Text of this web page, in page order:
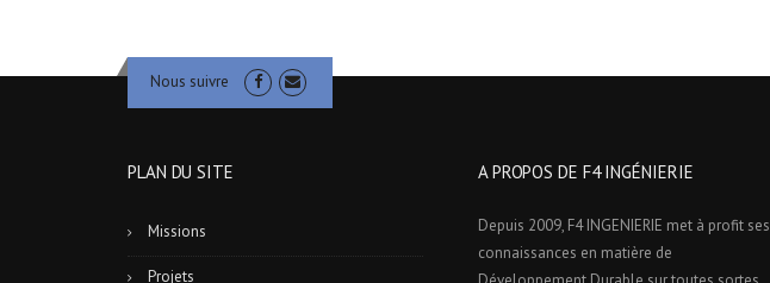
Nous suivre
PLAN DU SITE
Missions
Projets
A PROPOS DE F4 INGÉNIERIE
Depuis 2009, F4 INGENIERIE met à profit ses
connaissances en matière de